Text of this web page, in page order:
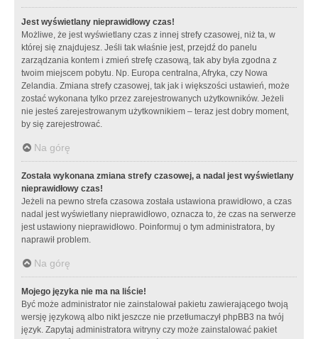
Jest wyświetlany nieprawidłowy czas!
Możliwe, że jest wyświetlany czas z innej strefy czasowej, niż ta, w
której się znajdujesz. Jeśli tak właśnie jest, przejdź do panelu
zarządzania kontem i zmień strefę czasową, tak aby była zgodna z
twoim miejscem pobytu. Np. Europa centralna, Afryka, czy Nowa
Zelandia. Zmiana strefy czasowej, tak jak i większości ustawień, może
zostać wykonana tylko przez zarejestrowanych użytkowników. Jeżeli
nie jesteś zarejestrowanym użytkownikiem – teraz jest dobry moment,
by się zarejestrować.
Na górę
Została wykonana zmiana strefy czasowej, a nadal jest wyświetlany
nieprawidłowy czas!
Jeżeli na pewno strefa czasowa została ustawiona prawidłowo, a czas
nadal jest wyświetlany nieprawidłowo, oznacza to, że czas na serwerze
jest ustawiony nieprawidłowo. Poinformuj o tym administratora, by
naprawił problem.
Na górę
Mojego języka nie ma na liście!
Być może administrator nie zainstalował pakietu zawierającego twoją
wersję językową albo nikt jeszcze nie przetłumaczył phpBB3 na twój
język. Zapytaj administratora witryny czy może zainstalować pakiet